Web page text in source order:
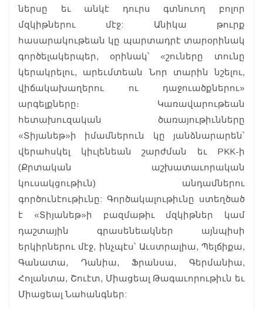
ներսը եւ անկէ դուրս գտնուող բոլոր
մզկիթներու մէջ: Անիկա թուրք
հասարակութեան կը պարտադրէ տարօրինակ
գործելակերպեր, օրինակ՝ «շուները տունը
կերակրելու, արեւմտեան Նոր տարին նշելու,
վիճակախաղերու ու դաջուածքներու»
արգելքները։ Կառավարութեան
հետախուզական ծառայութիւնները
«Տիյանեթ»ի իմամներուն կը յանձնարարեն՝
վերահսկել կիւլենեան շարժման եւ PKK-ի
(Քրտական աշխատաւորական
կուսակցութիւն) անդամներու
գործունէութիւնը: Գործակալութիւնը ստեղծած
է «Տիյանեթ»ի բազմաթիւ մզկիթներ կամ
դաշտային գրասենեակներ այնպիսի
երկիրներու մէջ, ինչպէս՝ Աւստրալիա, Պելճիքա,
Գանատա, Դանիա, Ֆրանսա, Գերմանիա,
Հոլանտա, Շուէտ, Միացեալ Թագաւորութիւն եւ
Միացեալ Նահանգներ: